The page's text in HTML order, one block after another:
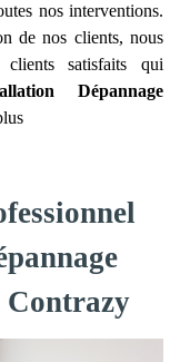
nos interventions.
de nos clients, nous
satisfaits qui
Dépannage
Contrazy